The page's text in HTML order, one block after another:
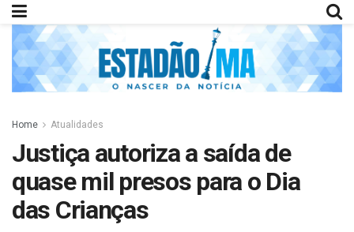
Home Atualidades
Justiça autoriza a saída de
quase mil presos para o Dia
das Crianças